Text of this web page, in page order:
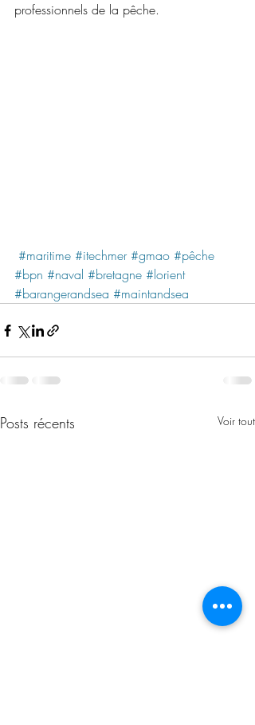
professionnels de la pêche.
#maritime #itechmer #gmao #pêche
#bpn #naval #bretagne #lorient
#barangerandsea #maintandsea
Posts récents Voir tout